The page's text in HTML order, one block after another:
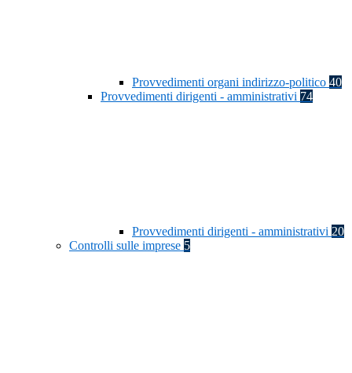
Provvedimenti organi indirizzo-politico 40
Provvedimenti dirigenti - amministrativi 74
Provvedimenti dirigenti - amministrativi 20
Controlli sulle imprese 5